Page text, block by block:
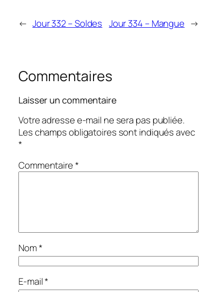
← Jour 332 – Soldes Jour 334 – Mangue →
Commentaires
Laisser un commentaire
Votre adresse e-mail ne sera pas publiée.
Les champs obligatoires sont indiqués avec
*
Commentaire*
Nom*
E-mail*